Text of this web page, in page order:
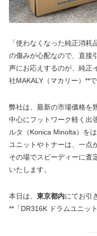
「使わなくなった純正消
の傷みが心配なので、直
声にお応えするのが、純正
社MAKALY（マカリー）**で
弊社は、最新の市場価格を
中心にフットワーク軽く出
ルタ（Konica Minolta）を
ユニットやトナーは、一点
その場でスピーディーに査
いたします。
本日は、 東京都内にてお引
**「DR316K ドラムユニッ